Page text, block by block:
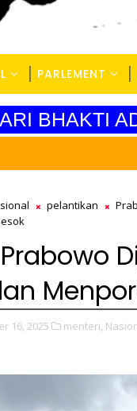
PARLEMENT
BHAKTI
pelantikan
16, 2025 menteri,